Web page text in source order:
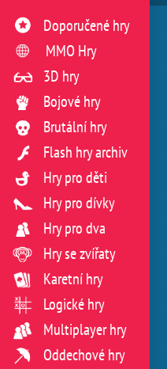
Doporučené hry
MMO Hry
3D hry
Bojové hry
Brutální hry
Flash hry archiv
Hry pro děti
Hry pro dívky
Hry pro dva
Hry se zvířaty
Karetní hry
Logické hry
Multiplayer hry
Oddechové hry